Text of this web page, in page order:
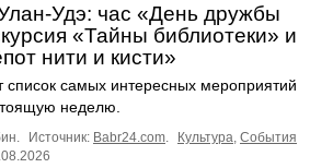
Удэ: час «День дружбы
«Тайны библиотеки» и
нити и кисти»
список самых интересных мероприятий
неделю.
Источник: Babr24.com. Культура, События